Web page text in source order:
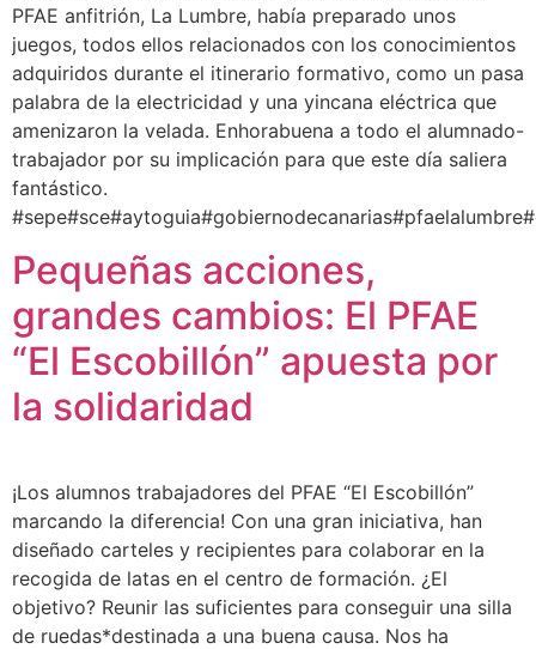
PFAE anfitrión, La Lumbre, había preparado unos
juegos, todos ellos relacionados con los conocimientos
adquiridos durante el itinerario formativo, como un pasa
palabra de la electricidad y una yincana eléctrica que
amenizaron la velada. Enhorabuena a todo el alumnado-
trabajador por su implicación para que este día saliera
fantástico.
Pequeñas acciones,
grandes cambios: El PFAE
“El Escobillón” apuesta por
la solidaridad
¡Los alumnos trabajadores del PFAE “El Escobillón”
marcando la diferencia! Con una gran iniciativa, han
diseñado carteles y recipientes para colaborar en la
recogida de latas en el centro de formación. ¿El
objetivo? Reunir las suficientes para conseguir una silla
de ruedas*destinada a una buena causa. Nos ha